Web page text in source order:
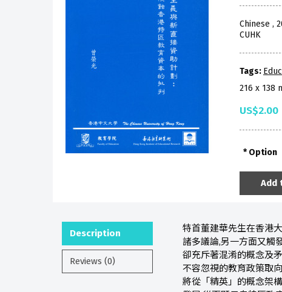
Chinese ,
CUHK
Tags:
216 x 138
US$2.00
Option
Add
Description
Reviews (0)
特首董建華先生在香港
諸多議論,另一方面又觸
卻充斥著混淆的概念及
不容忽視的教育政策取
將從「精英」的概念架